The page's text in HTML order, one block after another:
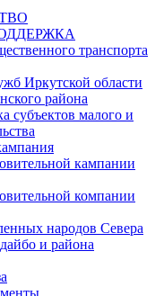
транспорта
Иркутской области
района
субъектов малого и
кампании
компании
народов Севера
и района